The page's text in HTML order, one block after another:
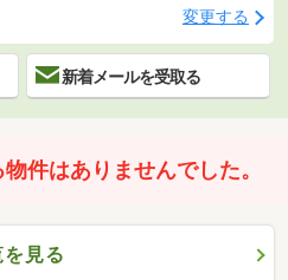
変更する
新着メールを受取る
件はありませんでした。
見る